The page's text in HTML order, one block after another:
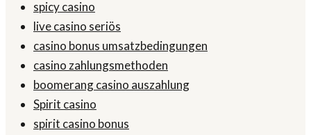
spicy casino
live casino seriös
casino bonus umsatzbedingungen
casino zahlungsmethoden
boomerang casino auszahlung
Spirit casino
spirit casino bonus